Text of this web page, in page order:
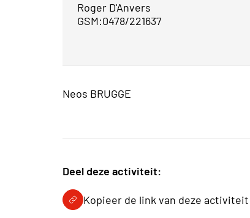
Roger D'Anvers
GSM:0478/221637
Neos BRUGGE
Deel deze activiteit:
Kopieer de link van deze activiteit